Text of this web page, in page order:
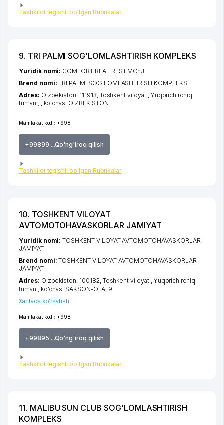
Tashkilot tegishli bo'lgan Rubrikalar
9. TRI PALMI SOG'LOMLASHTIRISH KOMPLEKS
Mamlakat kodi: +998
+99899 ...Qo'ng'iroq qilish
Tashkilot tegishli bo'lgan Rubrikalar
Yuridik nomi: COMFORT REAL REST MChJ
Brend nomi:TRI PALMI SOG'LOMLASHTIRISH KOMPLEKS
Adres: O'zbekiston, 111913, Toshkent viloyati Yuqorichirchiq
tumani
ko'chasi O'ZBEKISTON
10. TOSHKENT VILOYAT
AVTOMOTOHAVASKORLAR JAMIYAT
Mamlakat kodi: +998
+99895 ...Qo'ng'iroq qilish
Tashkilot tegishli bo'lgan Rubrikalar
Yuridik nomi:TOSHKENT VILOYAT AVTOMOTOHAVASKORLAR
JAMIYAT
Brend nomi:TOSHKENT VILOYAT AVTOMOTOHAVASKORLAR
JAMIYAT
Adres: O'zbekiston, 100182, Toshkent viloyati Yuqorichirchiq
tumani ko'chasi SAKSON-OTA, 9
Xaritada ko'rsatish
11. МALIBU SUN CLUB SOG'LOMLASHTIRISH
KOMPLEKS